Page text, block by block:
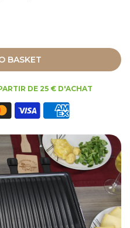
BASKET
DE 25 € D'ACHAT